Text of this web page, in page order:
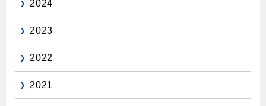
2024
2023
2022
2021